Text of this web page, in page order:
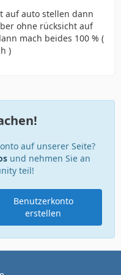
auf auto stellen dann
ohne rücksicht auf
mach beides 100 % (
)
auf unserer Seite?
und nehmen Sie an
teil!
Benutzerkonto
erstellen